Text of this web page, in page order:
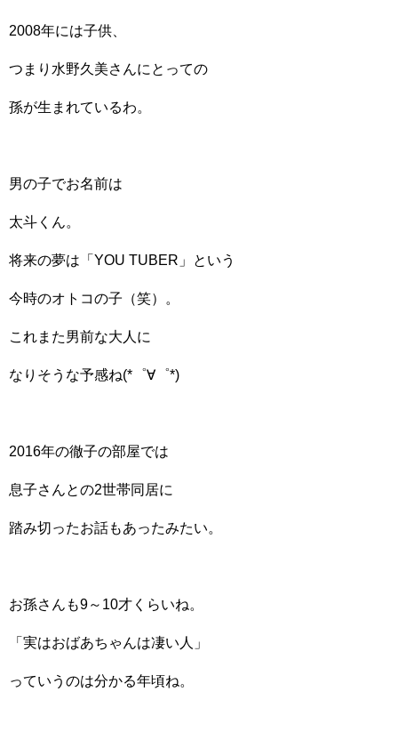
2008年には子供、
つまり水野久美さんにとっての
孫が生まれているわ。
男の子でお名前は
太斗くん。
将来の夢は「YOU TUBER」という
今時のオトコの子（笑）。
これまた男前な大人に
なりそうな予感ね(*゜∀゜*)
2016年の徹子の部屋では
息子さんとの2世帯同居に
踏み切ったお話もあったみたい。
お孫さんも9～10才くらいね。
「実はおばあちゃんは凄い人」
っていうのは分かる年頃ね。